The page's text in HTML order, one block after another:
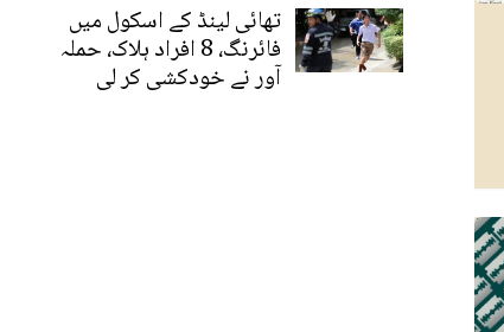
تھائی لینڈ کے اسکول میں
فائرنگ، 8 افراد ہلاک، حملہ
آور نے خودکشی کر لی